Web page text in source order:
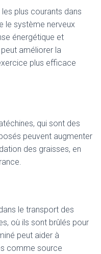
les plus courants dans
le système nerveux
énergétique et
améliorer la
plus efficace
qui sont des
peuvent augmenter
des graisses, en
le transport des
où ils sont brûlés pour
peut aider à
comme source